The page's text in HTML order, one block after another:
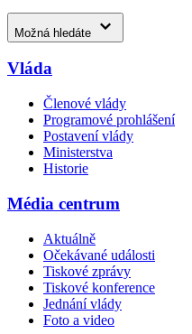
Možná hledáte
Vláda
Členové vlády
Programové prohlášení
Postavení vlády
Ministerstva
Historie
Média centrum
Aktuálně
Očekávané události
Tiskové zprávy
Tiskové konference
Jednání vlády
Foto a video